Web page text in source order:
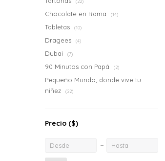
(22)
Chocolate en Rama (14)
Tabletas (10)
Dragees (4)
Dubai (7)
90 Minutos con Papá (2)
Pequeño Mundo, donde vive tu
niñez
(22)
Precio ($)